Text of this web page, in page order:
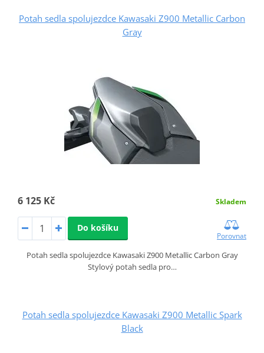
Potah sedla spolujezdce Kawasaki Z900 Metallic Carbon
Gray
6 125 Kč Skladem
Do košíku
Porovnat
Potah sedla spolujezdce Kawasaki Z900 Metallic Carbon Gray
Stylový potah sedla pro…
Potah sedla spolujezdce Kawasaki Z900 Metallic Spark
Black